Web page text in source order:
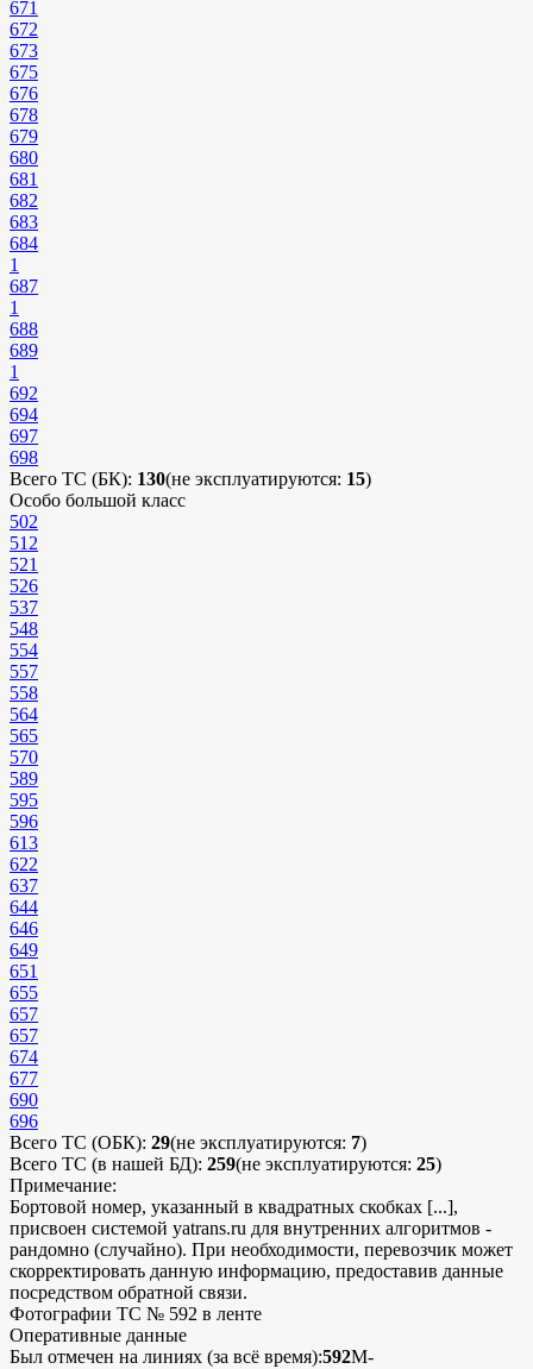
671
672
673
675
676
678
679
680
681
682
683
684
1
687
1
688
689
1
692
694
697
698
Всего ТС (БК): 130(не эксплуатируются: 15)
Особо большой класс
502
512
521
526
537
548
554
557
558
564
565
570
589
595
596
613
622
637
644
646
649
651
655
657
657
674
677
690
696
Всего ТС (ОБК): 29(не эксплуатируются: 7)
Всего ТС (в нашей БД): 259(не эксплуатируются: 25)
Примечание:
Бортовой номер, указанный в квадратных скобках [...],
присвоен системой yatrans.ru для внутренних алгоритмов -
рандомно (случайно). При необходимости, перевозчик может
скорректировать данную информацию, предоставив данные
посредством обратной связи.
Фотографии ТС № 592 в ленте
Оперативные данные
Был отмечен на линиях (за всё время):592М-